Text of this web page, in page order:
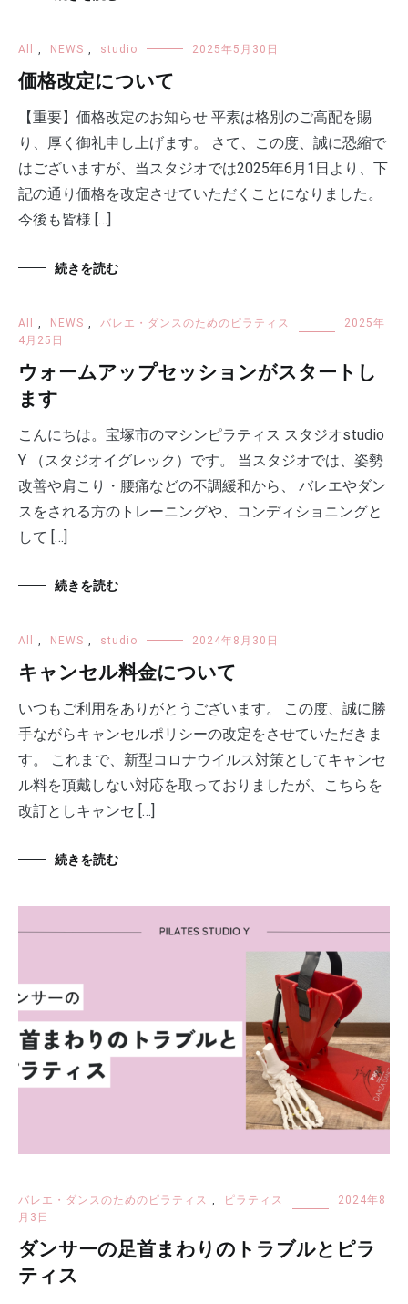
All , NEWS , studio 2025年5月30日
価格改定について
【重要】価格改定のお知らせ 平素は格別のご高配を賜
り、厚く御礼申し上げます。 さて、この度、誠に恐縮で
はございますが、当スタジオでは2025年6月1日より、下
記の通り価格を改定させていただくことになりました。
今後も皆様 […]
続きを読む
All , NEWS , バレエ・ダンスのためのピラティス
2025年
4月25日
ウォームアップセッションがスタートし
ます
こんにちは。宝塚市のマシンピラティス スタジオstudio
Y （スタジオイグレック）です。 当スタジオでは、姿勢
改善や肩こり・腰痛などの不調緩和から、 バレエやダン
スをされる方のトレーニングや、コンディショニングと
して […]
続きを読む
All , NEWS , studio 2024年8月30日
キャンセル料金について
いつもご利用をありがとうございます。 この度、誠に勝
手ながらキャンセルポリシーの改定をさせていただきま
す。 これまで、新型コロナウイルス対策としてキャンセ
ル料を頂戴しない対応を取っておりましたが、こちらを
改訂としキャンセ […]
続きを読む
バレエ・ダンスのためのピラティス , ピラティス
2024年8
月3日
ダンサーの足首まわりのトラブルとピラ
ティス